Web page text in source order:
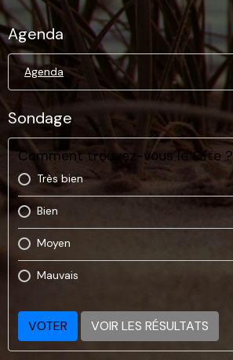
Agenda
Agenda
Sondage
Comment trouvez-vous le Gîte ?
Très bien
Bien
Moyen
Mauvais
VOTER VOIR LES RÉSULTATS